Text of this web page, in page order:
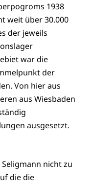
1938
weit über 30.000
der jeweils
war die
der
Von hier aus
aus Wiesbaden
ausgesetzt.
nicht zu
die die